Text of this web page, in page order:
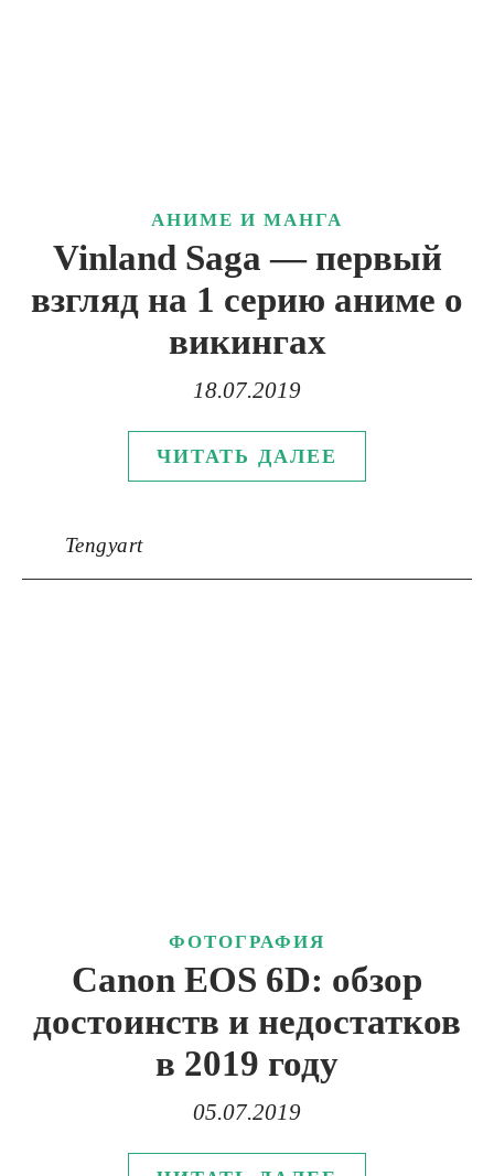
АНИМЕ И МАНГА
Vinland Saga — первый
взгляд на 1 серию аниме о
викингах
18.07.2019
ЧИТАТЬ ДАЛЕЕ
Tengyart
ФОТОГРАФИЯ
Canon EOS 6D: обзор
достоинств и недостатков
в 2019 году
05.07.2019